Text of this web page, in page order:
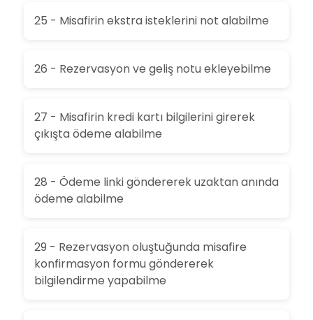
25 - Misafirin ekstra isteklerini not alabilme
26 - Rezervasyon ve geliş notu ekleyebilme
27 - Misafirin kredi kartı bilgilerini girerek
çıkışta ödeme alabilme
28 - Ödeme linki göndererek uzaktan anında
ödeme alabilme
29 - Rezervasyon oluştuğunda misafire
konfirmasyon formu göndererek
bilgilendirme yapabilme